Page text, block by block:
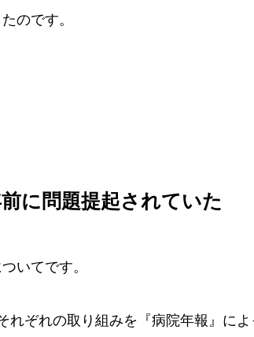
のです。
に問題提起されていた
いてです。
れぞれの取り組みを『病院年報』に